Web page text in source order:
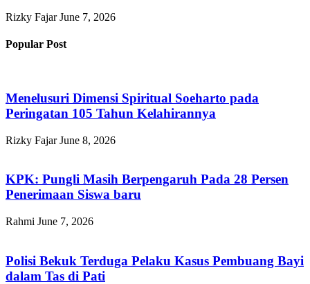
Rizky FajarJune 7, 2026
Popular Post
Menelusuri Dimensi Spiritual Soeharto pada
Peringatan 105 Tahun Kelahirannya
Rizky FajarJune 8, 2026
KPK: Pungli Masih Berpengaruh Pada 28 Persen
Penerimaan Siswa baru
Rahmi June 7, 2026
Polisi Bekuk Terduga Pelaku Kasus Pembuang Bayi
dalam Tas di Pati